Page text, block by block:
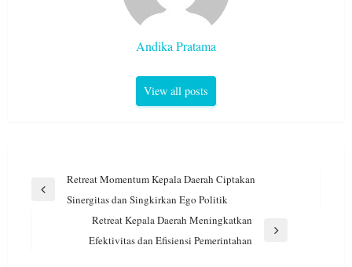
Andika Pratama
View all posts
Navigasi
Previous
Retreat Momentum Kepala Daerah Ciptakan
Sinergitas dan Singkirkan Ego Politik
Retreat Kepala Daerah Meningkatkan
Efektivitas dan Efisiensi Pemerintahan